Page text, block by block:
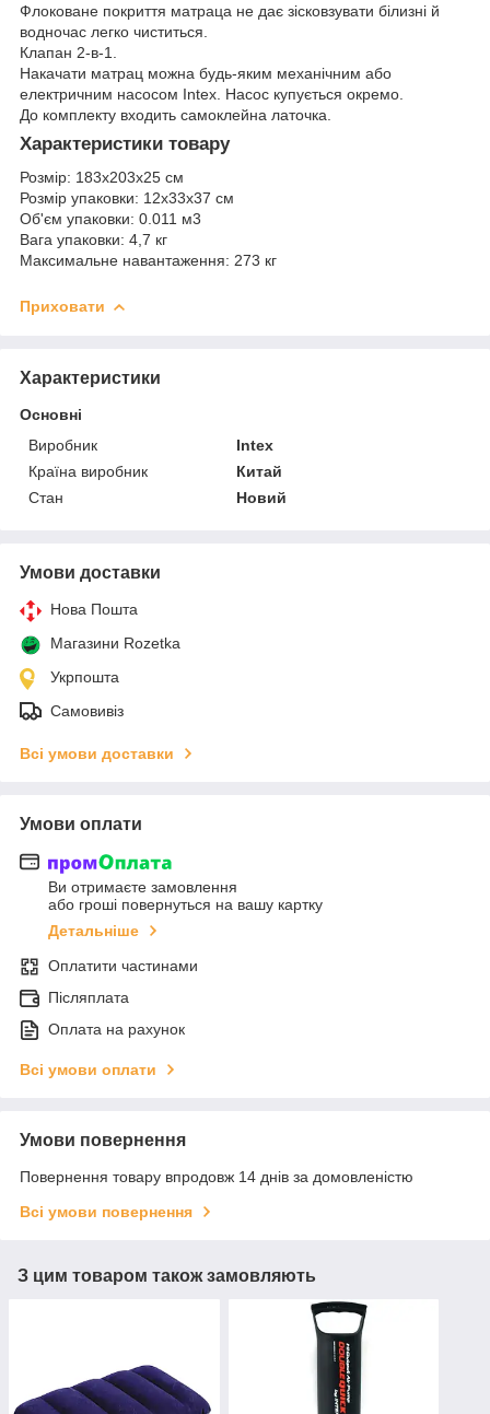
Флоковане покриття матраца не дає зісковзувати білизні й
водночас легко чиститься.
Клапан 2-в-1.
Накачати матрац можна будь-яким механічним або
електричним насосом Intex. Насос купується окремо.
До комплекту входить самоклейна латочка.
Характеристики товару
Розмір: 183х203х25 см
Розмір упаковки: 12x33x37 см
Об'єм упаковки: 0.011 м3
Вага упаковки: 4,7 кг
Максимальне навантаження: 273 кг
Приховати
Характеристики
Основні
Виробник
Intex
Країна виробник
Китай
Стан
Новий
Умови доставки
Нова Пошта
Магазини Rozetka
Укрпошта
Самовивіз
Всі умови доставки
Умови оплати
Ви отримаєте замовлення
або гроші повернуться на вашу картку
Детальніше
Оплатити частинами
Післяплата
Оплата на рахунок
Всі умови оплати
Умови повернення
Повернення товару впродовж 14 днів за домовленістю
Всі умови повернення
З цим товаром також замовляють